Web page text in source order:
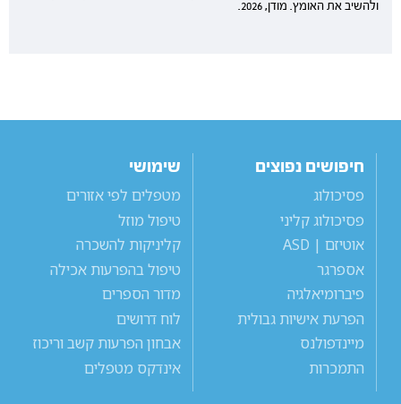
ולהשיב את האומץ. מודן, 2026.
חיפושים נפוצים
פסיכולוג
פסיכולוג קליני
אוטיזם | ASD
אספרגר
פיברומיאלגיה
הפרעת אישיות גבולית
מיינדפולנס
התמכרות
שימושי
מטפלים לפי אזורים
טיפול מוזל
קליניקות להשכרה
טיפול בהפרעות אכילה
מדור הספרים
לוח דרושים
אבחון הפרעות קשב וריכוז
אינדקס מטפלים